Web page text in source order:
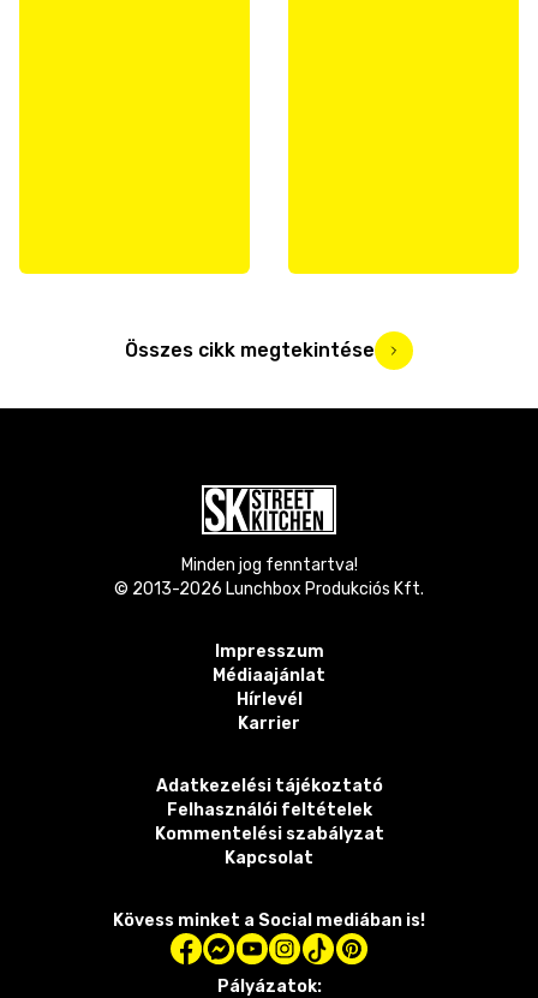
Összes cikk megtekintése
Minden jog fenntartva!
© 2013-2026 Lunchbox Produkciós Kft.
Impresszum
Médiaajánlat
Hírlevél
Karrier
Adatkezelési tájékoztató
Felhasználói feltételek
Kommentelési szabályzat
Kapcsolat
Kövess minket a Social mediában is!
Pályázatok: